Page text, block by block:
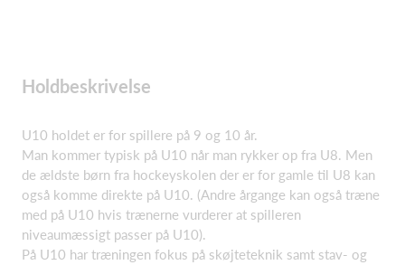
Holdbeskrivelse
U10 holdet er for spillere på 9 og 10 år.
Man kommer typisk på U10 når man rykker op fra U8. Men
de ældste børn fra hockeyskolen der er for gamle til U8 kan
også komme direkte på U10. (Andre årgange kan også træne
med på U10 hvis trænerne vurderer at spilleren
niveaumæssigt passer på U10).
På U10 har træningen fokus på skøjteteknik samt stav- og